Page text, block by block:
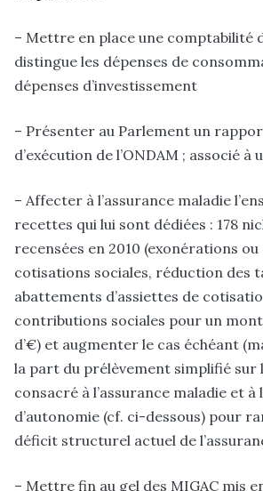
– Mettre en place une comptabilité
distingue les dépenses de
dépenses d’investissement
– Présenter au Parlement un
d’exécution de l’ONDAM ; associé à
– Affecter à l’assurance maladie
recettes qui lui sont dédiées : 178
recensées en 2010 (exonérations
cotisations sociales, réduction des
abattements d’assiettes de
contributions sociales pour un
d’€) et augmenter le cas échéant
la part du prélèvement simplifié sur
consacré à l’assurance maladie et à
d’autonomie (cf. ci-dessous) pour
déficit structurel actuel de
– Mettre fin au gel des MIGAC mis